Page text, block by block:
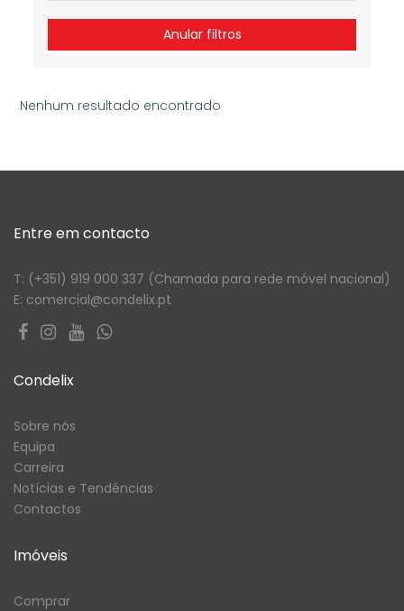
Anular filtros
Nenhum resultado encontrado
Entre em contacto
T: (+351) 919 000 337 (Chamada para rede móvel nacional)
E: comercial@condelix.pt
Condelix
Sobre nós
Equipa
Carreira
Notícias e Tendências
Contactos
Imóveis
Comprar